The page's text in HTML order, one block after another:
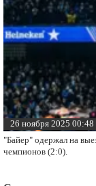
26 ноября 2025 00:48
"Байер" одержал на
чемпионов (2:0).